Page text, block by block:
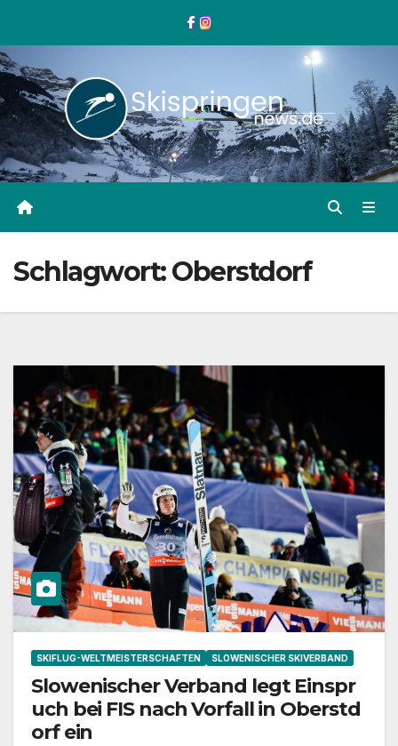
springen
Schlagwort:Oberstdorf
SKIFLUG-WELTMEISTERSCHAFTEN SLOWENISCHER SKIVERBAND
Slowenischer Verband legt Einspr
uch bei FIS nach Vorfall in Oberstd
orf ein